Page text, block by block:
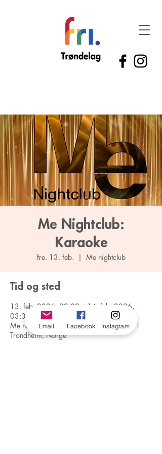
Me Nightclub:
Karaoke
fre. 13. feb.
  |
Me nightclub
Tid og sted
13. feb. 2026, 22:00 – 14. feb. 2026,
03:30
Me nightclub, Dronningens gate 15, 7011
Trondheim, Norge
Email Facebook Instagram